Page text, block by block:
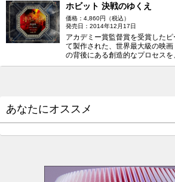
ホビット 決戦のゆくえ
価格：4,860円（税込）
発売日：2014年12月17日
アカデミー賞監督賞を受賞した
て製作された、世界最大級の映画
の背後にある創造的なプロセス
あなたにオススメ